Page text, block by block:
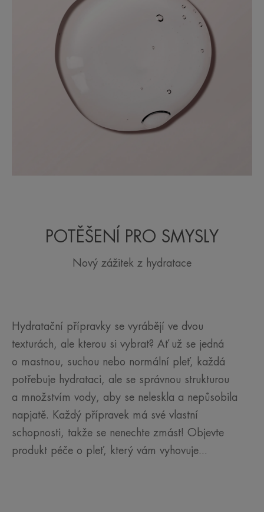
POTĚŠENÍ PRO SMYSLY
Nový zážitek z hydratace
Hydratační přípravky se vyrábějí ve dvou
texturách, ale kterou si vybrat? Ať už se jedná
o mastnou, suchou nebo normální pleť, každá
potřebuje hydrataci, ale se správnou strukturou
a množstvím vody, aby se neleskla a nepůsobila
napjatě. Každý přípravek má své vlastní
schopnosti, takže se nenechte zmást! Objevte
produkt péče o pleť, který vám vyhovuje...